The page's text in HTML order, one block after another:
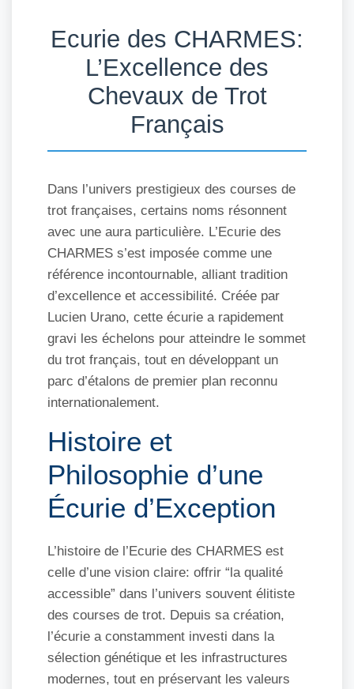
Ecurie des CHARMES:
L’Excellence des
Chevaux de Trot
Français
Dans l’univers prestigieux des courses de
trot françaises, certains noms résonnent
avec une aura particulière. L’Ecurie des
CHARMES s’est imposée comme une
référence incontournable, alliant tradition
d’excellence et accessibilité. Créée par
Lucien Urano, cette écurie a rapidement
gravi les échelons pour atteindre le sommet
du trot français, tout en développant un
parc d’étalons de premier plan reconnu
internationalement.
Histoire et
Philosophie d’une
Écurie d’Exception
L’histoire de l’Ecurie des CHARMES est
celle d’une vision claire: offrir “la qualité
accessible” dans l’univers souvent élitiste
des courses de trot. Depuis sa création,
l’écurie a constamment investi dans la
sélection génétique et les infrastructures
modernes, tout en préservant les valeurs